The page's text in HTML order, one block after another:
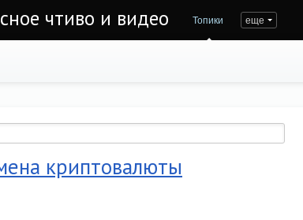
чтиво и видео Топики еще
криптовалюты